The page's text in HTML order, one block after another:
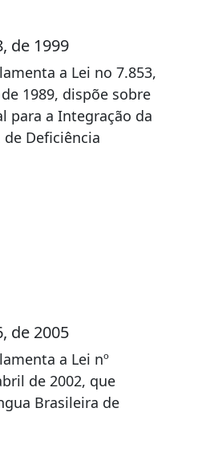
de 1999
a Lei no 7.853,
1989, dispõe sobre
para a Integração da
Deficiência
de 2005
a Lei nº
de 2002, que
Brasileira de